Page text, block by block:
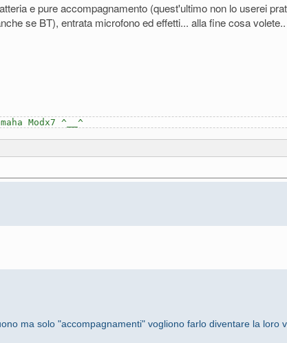
e pure accompagnamento (quest'ultimo non lo userei
se BT), entrata microfono ed effetti... alla fine cosa
Modx7 ^__^
ma solo "accompagnamenti" vogliono farlo diventare la loro